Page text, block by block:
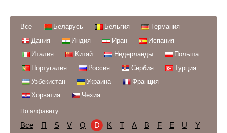
Все Беларусь Бельгия
Германия
Дания
Индия Иран
Испания
Италия
Китай Нидерланды
Польша
Португалия
Россия Сербия
Турция
Узбекистан
Украина
Франция
Хорватия
Чехия
По алфавиту:
Все П S V Q D K Т A B F E U
Y